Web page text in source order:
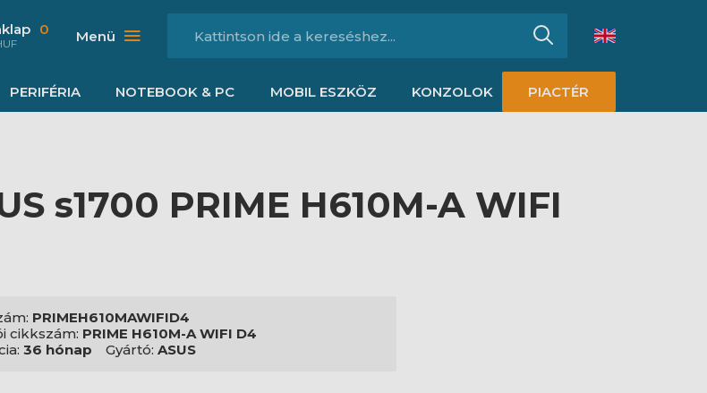
0 Menü
PERIFÉRIA NOTEBOOK & PC MOBIL ESZKÖZ KONZOLOK PIACTÉR
s1700 PRIME H610M-A WIFI
PRIMEH610MAWIFID4
cikkszám: PRIME H610M-A WIFI D4
36 hónap Gyártó: ASUS